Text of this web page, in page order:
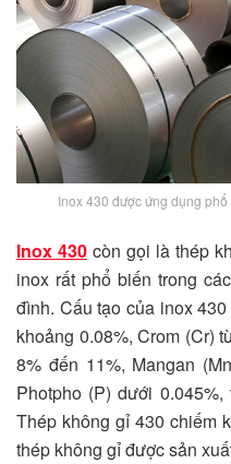
Inox 430 được ứng dụng
Inox 430 còn gọi là thép
inox rất phổ biến trong
đình. Cấu tạo của inox
khoảng 0.08%, Crom (Cr)
8% đến 11%, Mangan
Photpho (P) dưới
Thép không gỉ 430 chiếm
thép không gỉ được sản